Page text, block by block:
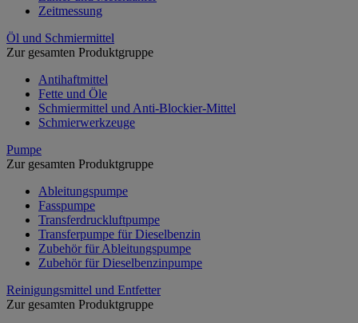
Zeitmessung
Öl und Schmiermittel
Zur gesamten Produktgruppe
Antihaftmittel
Fette und Öle
Schmiermittel und Anti-Blockier-Mittel
Schmierwerkzeuge
Pumpe
Zur gesamten Produktgruppe
Ableitungspumpe
Fasspumpe
Transferdruckluftpumpe
Transferpumpe für Dieselbenzin
Zubehör für Ableitungspumpe
Zubehör für Dieselbenzinpumpe
Reinigungsmittel und Entfetter
Zur gesamten Produktgruppe